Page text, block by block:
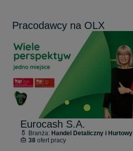
Pracodawcy na OLX
Eurocash S.A.
Branża: Handel Detaliczny i Hurtowy
38ofert pracy